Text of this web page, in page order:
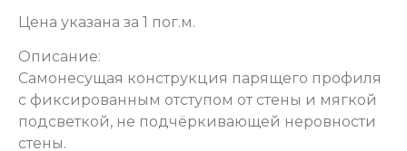
Цена указана за 1 пог.м.
Описание:
Самонесущая конструкция парящего профиля
с фиксированным отступом от стены и мягкой
подсветкой, не подчёркивающей неровности
стены.